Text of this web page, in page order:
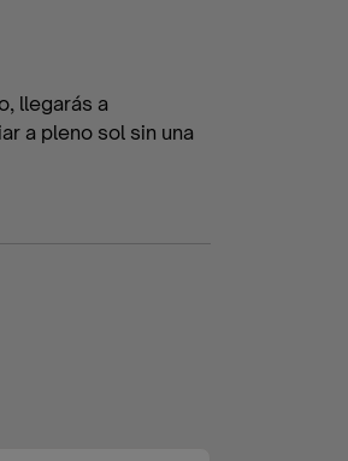
llegarás a
a pleno sol sin una